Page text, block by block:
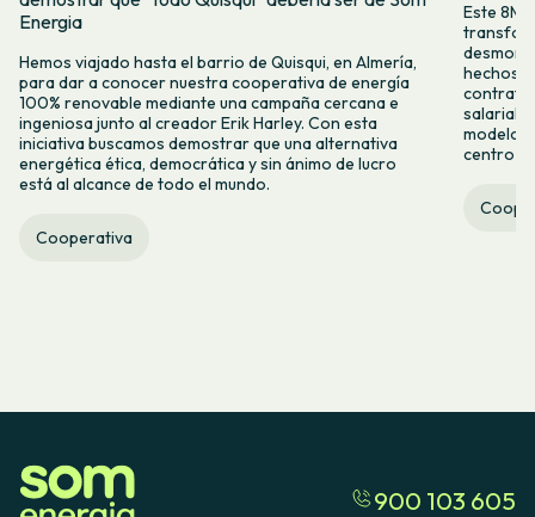
Energia
Hemos viajado hasta el barrio de Quisqui, en Almería,
para dar a conocer nuestra cooperativa de energía
100% renovable mediante una campaña cercana e
ingeniosa junto al creador Erik Harley. Con esta
iniciativa buscamos demostrar que una alternativa
energética ética, democrática y sin ánimo de lucro
está al alcance de todo el mundo.
Cooperativa
Este 8M,
hechos y
salarial y
modelo
centro
900 103 605